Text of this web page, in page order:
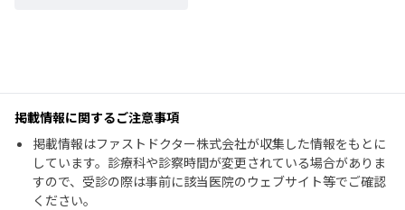
掲載情報に関するご注意事項
掲載情報はファストドクター株式会社が収集した情報をもとに
しています。診療科や診察時間が変更されている場合がありま
すので、受診の際は事前に該当医院のウェブサイト等でご確認
ください。